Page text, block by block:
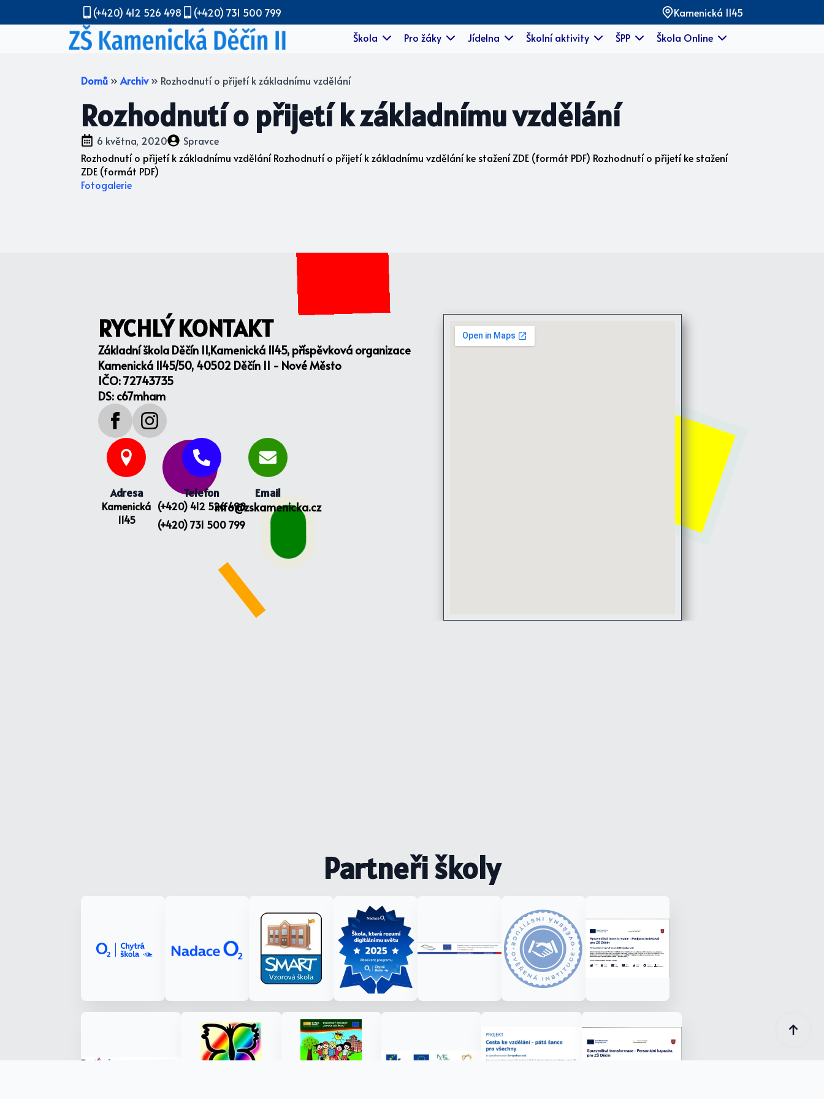
(+420) 412 526 498 (+420) 731 500 799
Kamenická 1145
Škola
Pro žáky Jídelna Školní aktivity ŠPP Škola Online
Domů » Archiv » Rozhodnutí o přijetí k základnímu vzdělání
Rozhodnutí o přijetí k základnímu vzdělání
6 května, 2020
Spravce
Rozhodnutí o přijetí k základnímu vzdělání Rozhodnutí o přijetí k základnímu vzdělání ke stažení ZDE (formát PDF) Rozhodnutí o přijetí ke stažení
ZDE (formát PDF)
Fotogalerie
RYCHLÝ KONTAKT
Základní škola Děčín II,Kamenická 1145, příspěvková organizace
Kamenická 1145/50, 40502 Děčín II - Nové Město
IČO: 72743735
DS: c67mham
Adresa
Kamenická
1145
Telefon
(+420) 412 526 498
(+420) 731 500 799
Email
info@zskamenicka.cz
Partneři školy